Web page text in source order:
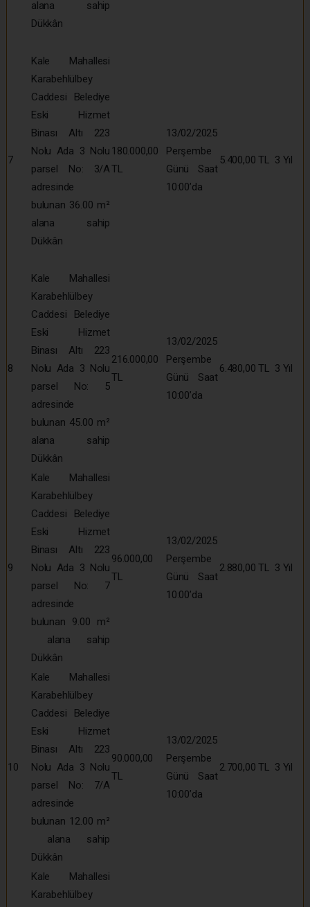
alana sahip
Dükkân
7
Kale Mahallesi
Karabehlülbey
Caddesi Belediye
Eski Hizmet
Binası Altı 223
Nolu Ada 3 Nolu
parsel No: 3/A
adresinde
bulunan 36.00 m²
alana sahip
Dükkân
180.000,00
TL
13/02/2025
Perşembe
Günü Saat
10:00’da
5.400,00 TL 3 Yıl
8
Kale Mahallesi
Karabehlülbey
Caddesi Belediye
Eski Hizmet
Binası Altı 223
Nolu Ada 3 Nolu
parsel No: 5
adresinde
bulunan 45.00 m²
alana sahip
Dükkân
216.000,00
TL
13/02/2025
Perşembe
Günü Saat
10:00’da
6.480,00 TL 3 Yıl
9
Kale Mahallesi
Karabehlülbey
Caddesi Belediye
Eski Hizmet
Binası Altı 223
Nolu Ada 3 Nolu
parsel No: 7
adresinde
bulunan 9.00 m²
alana sahip
Dükkân
96.000,00
TL
13/02/2025
Perşembe
Günü Saat
10:00’da
2.880,00 TL 3 Yıl
10
Kale Mahallesi
Karabehlülbey
Caddesi Belediye
Eski Hizmet
Binası Altı 223
Nolu Ada 3 Nolu
parsel No: 7/A
adresinde
bulunan 12.00 m²
alana sahip
Dükkân
90.000,00
TL
13/02/2025
Perşembe
Günü Saat
10:00’da
2.700,00 TL 3 Yıl
Kale Mahallesi
Karabehlülbey